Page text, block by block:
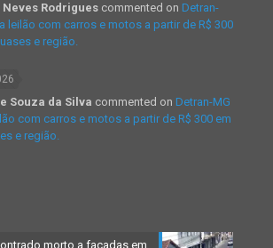
Rodrigues commented on Detran-
leilão com carros e motos a partir de R$ 300
e região.
Souza da Silva commented on Detran-MG
com carros e motos a partir de R$ 300 em
e região.
morto a facadas em